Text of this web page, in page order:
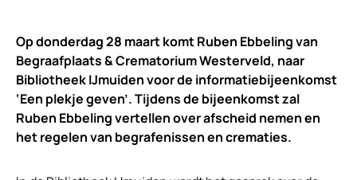
Op donderdag 28 maart komt Ruben Ebbeling van
Begraafplaats & Crematorium Westerveld, naar
Bibliotheek IJmuiden voor de informatiebijeenkomst
‘Een plekje geven’. Tijdens de bijeenkomst zal
Ruben Ebbeling vertellen over afscheid nemen en
het regelen van begrafenissen en crematies.